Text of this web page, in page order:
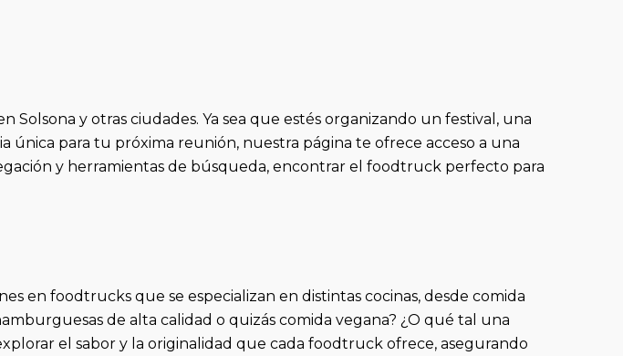
y otras ciudades. Ya sea que estés organizando un festival, una
para tu próxima reunión, nuestra página te ofrece acceso a una
y herramientas de búsqueda, encontrar el foodtruck perfecto para
en foodtrucks que se especializan en distintas cocinas, desde comida
de alta calidad o quizás comida vegana? ¿O qué tal una
el sabor y la originalidad que cada foodtruck ofrece, asegurando